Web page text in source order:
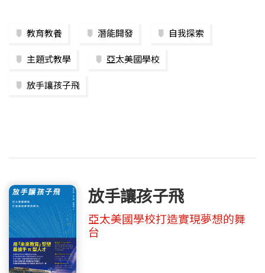
教育教養 潛能開發 自我探索
主題式教學 亞太美國學校
放手讓孩子飛
放手讓孩子飛
亞太美國學校打造實現夢想的舞
台